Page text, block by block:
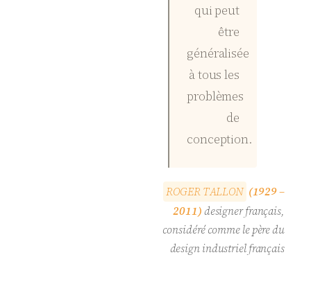
qui peut
être
généralisée
à tous les
problèmes
de
conception.
ROGER TALLON (1929 –
2011)designer français,
considéré comme le père du
design industriel français